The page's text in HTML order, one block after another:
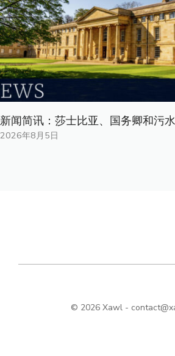
新闻简讯：莎士比亚、国务卿和污
2026年8月5日
© 2026 Xawl -